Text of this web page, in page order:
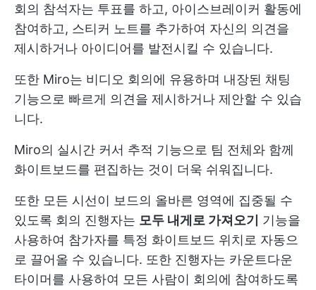
회의 참석자는 투표를 하고, 아이스브레이커 활동에
참여하고, 스티커 노트를 추가하여 자신의 의견을
제시하거나 아이디어를 발전시킬 수 있습니다.
또한 Miro는 비디오 회의에 유용하며 내장된 채팅
기능으로 빠르게 의견을 제시하거나 제안할 수 있습
니다.
Miro의 실시간 커서 추적 기능으로 팀 전체와 함께
화이트보드를 편집하는 것이 더욱 쉬워집니다.
또한 모든 시선이 보드의 올바른 영역에 집중될 수
있도록 회의 진행자는 모두 내게로 가져오기
기능을
사용하여 참가자를 특정 화이트보드 위치로 자동으
로 끌어올 수 있습니다. 또한 진행자는 카운트다운
타이머를 사용하여 모든 사람이 회의에 참여하도록